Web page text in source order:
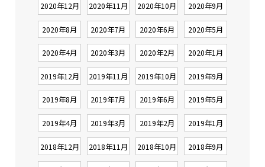
2020年12月 2020年11月 2020年10月 2020年9月
2020年8月 2020年7月 2020年6月 2020年5月
2020年4月 2020年3月 2020年2月 2020年1月
2019年12月 2019年11月 2019年10月 2019年9月
2019年8月 2019年7月 2019年6月 2019年5月
2019年4月 2019年3月 2019年2月 2019年1月
2018年12月 2018年11月 2018年10月 2018年9月